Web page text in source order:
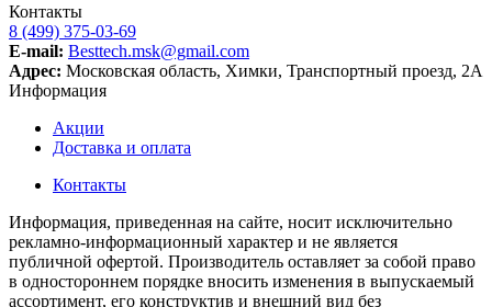
Контакты
8 (499) 375-03-69
E-mail: Besttech.msk@gmail.com
Адрес: Московская область, Химки, Транспортный проезд, 2А
Информация
Акции
Доставка и оплата
Контакты
Информация, приведенная на сайте, носит исключительно
рекламно-информационный характер и не является
публичной офертой. Производитель оставляет за собой право
в одностороннем порядке вносить изменения в выпускаемый
ассортимент, его конструктив и внешний вид без